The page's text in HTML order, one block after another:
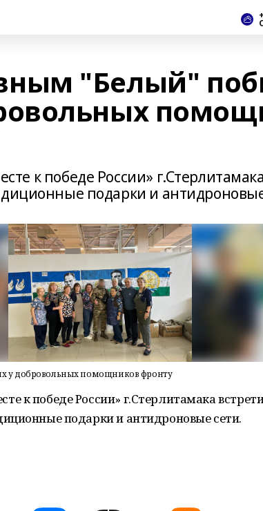
"Белый"
к победе России»
подарки и
у добровольных помощников фронту
к победе России» г.Стерлитамака
подарки и антидроновые сети.